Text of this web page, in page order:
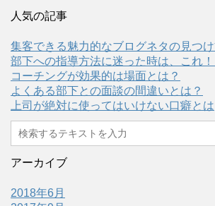
人気の記事
集客できる魅力的なブログネタの見つ
部下への指導方法に迷った時は、これ！
コーチングが効果的は場面とは？
よくある部下との面談の間違いとは？
上司が絶対に使ってはいけない口癖とは
アーカイブ
2018年6月